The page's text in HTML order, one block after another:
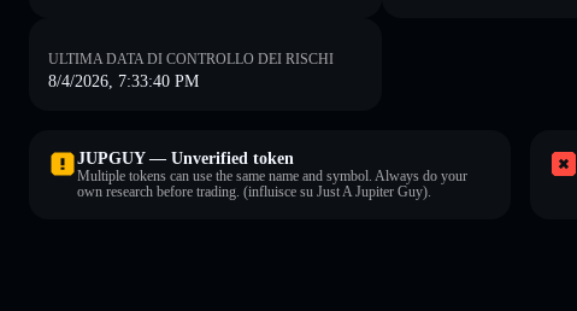
ULTIMA DATA DI CONTROLLO DEI RISCHI
8/4/2026, 7:33:40 PM
JUPGUY — Unverified token
Multiple tokens can use the same name and symbol. Always do your
own research before trading. (influisce su Just A Jupiter Guy).